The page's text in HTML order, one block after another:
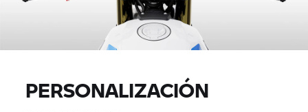
PERSONALIZACIÓN